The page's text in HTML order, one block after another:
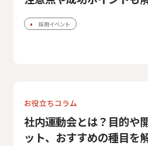
採用イベント
お役立ちコラム
社内運動会とは？目的や
ット、おすすめの種目を